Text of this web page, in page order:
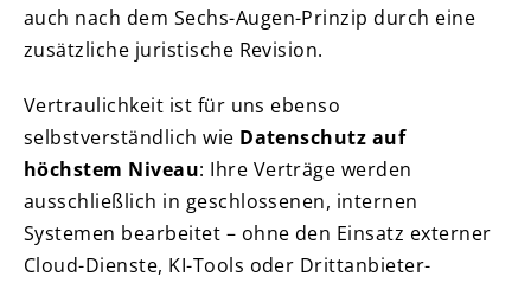
auch nach dem Sechs-Augen-Prinzip durch eine
zusätzliche juristische Revision.
Vertraulichkeit ist für uns ebenso
selbstverständlich wie Datenschutz auf
höchstem Niveau: Ihre Verträge werden
ausschließlich in geschlossenen, internen
Systemen bearbeitet – ohne den Einsatz externer
Cloud-Dienste, KI-Tools oder Drittanbieter-